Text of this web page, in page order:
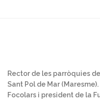
Rector de les parròquies
Sant Pol de Mar
Focolars i president de la